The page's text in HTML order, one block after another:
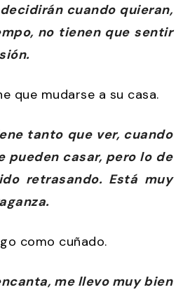
cuando quieran,
no tienen que sentir
que mudarse a su casa.
tanto que ver, cuando
pueden casar, pero lo de
retrasando. Está muy
como cuñado.
me llevo muy bien